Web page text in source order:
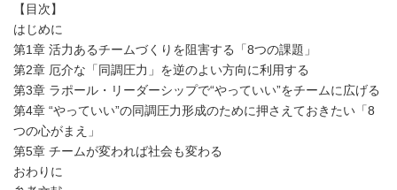
【目次】
はじめに
第1章 活力あるチームづくりを阻害する「8つの課題」
第2章 厄介な「同調圧力」を逆のよい方向に利用する
第3章 ラポール・リーダーシップで“やっていい”をチームに広げる
第4章 “やっていい”の同調圧力形成のために押さえておきたい「8
つの心がまえ」
第5章 チームが変われば社会も変わる
おわりに